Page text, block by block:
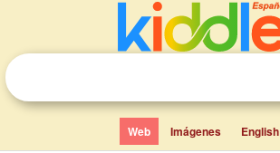
Web Imágenes English